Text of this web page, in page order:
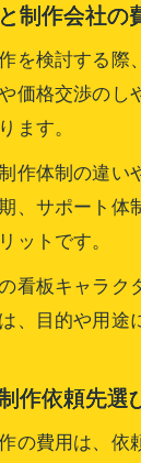
制作会社の
を検討する際
価格交渉のし
ます。
作体制の違い
、サポート体
ットです。
看板キャラク
、目的や用途
作依頼先選
の費用は、依